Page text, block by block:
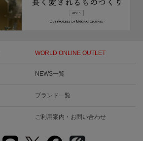
WORLD ONLINE OUTLET
NEWS一覧
ブランド一覧
ご利用案内・お問い合わせ